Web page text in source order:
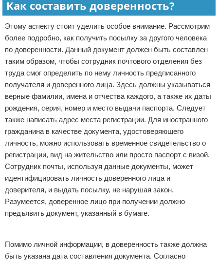
Как составить доверенность?
Этому аспекту стоит уделить особое внимание. Рассмотрим
более подробно, как получить посылку за другого человека
по доверенности. Данный документ должен быть составлен
таким образом, чтобы сотрудник почтового отделения без
труда смог определить по нему личность предписанного
получателя и доверенного лица. Здесь должны указываться
верные фамилии, имена и отчества каждого, а также их даты
рождения, серия, номер и место выдачи паспорта. Следует
также написать адрес места регистрации. Для иностранного
гражданина в качестве документа, удостоверяющего
личность, можно использовать временное свидетельство о
регистрации, вид на жительство или просто паспорт с визой.
Сотрудник почты, используя данные документы, может
идентифицировать личность доверенного лица и
доверителя, и выдать посылку, не нарушая закон.
Разумеется, доверенное лицо при получении должно
предъявить документ, указанный в бумаге.
Помимо личной информации, в доверенность также должна
быть указана дата составления документа. Согласно